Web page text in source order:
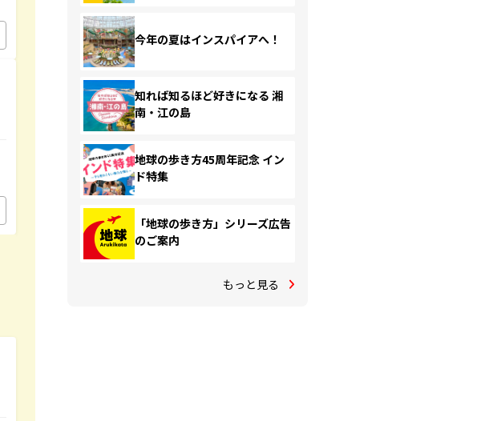
今年の夏はインスパイアへ！
知れば知るほど好きになる 湘
南・江の島
地球の歩き方45周年記念 イン
ド特集
「地球の歩き方」シリーズ広告
のご案内
もっと見る